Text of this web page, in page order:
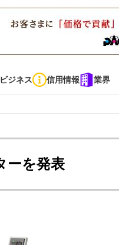
ビジネス 信用情報 業界
イベント 信用情報 業界
古印刷機・製本機特集 2022
ーを発表